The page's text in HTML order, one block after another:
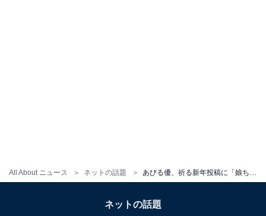
All About ニュース ネットの話題
ネットの話題